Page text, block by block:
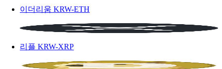
이더리움 KRW-ETH
리플 KRW-XRP